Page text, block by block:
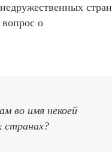
стран
о
во имя некоей
странах?